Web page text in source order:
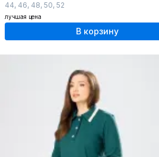
44, 46, 48, 50, 52
лучшая цена
В корзину